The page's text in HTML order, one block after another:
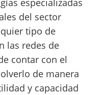
del sector
tipo de
las redes de
contar con el
de manera
y capacidad